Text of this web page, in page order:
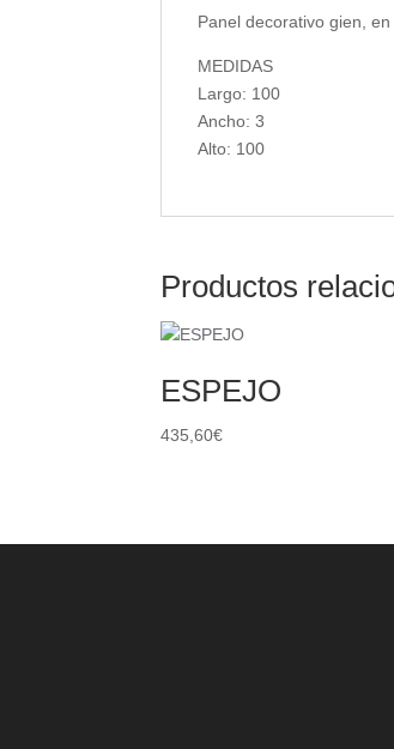
Panel decorativo gien,
MEDIDAS
Largo: 100
Ancho: 3
Alto: 100
Productos
ESPEJO
435,60€